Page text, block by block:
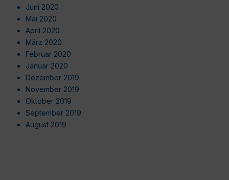
Juni 2020
Mai 2020
April 2020
März 2020
Februar 2020
Januar 2020
Dezember 2019
November 2019
Oktober 2019
September 2019
August 2019